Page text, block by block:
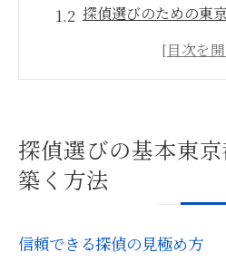
探偵選びのための東
東京都北区における
探偵選びで注意すべ
探偵選びの基本東
築く方法
信頼できる探偵の見極め方